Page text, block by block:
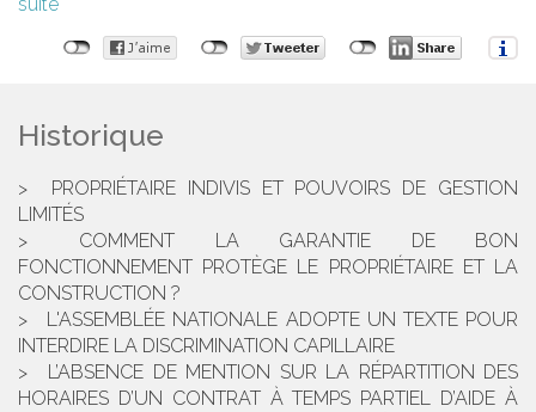
suite
Historique
PROPRIÉTAIRE INDIVIS ET POUVOIRS DE GESTION
LIMITÉS
COMMENT LA GARANTIE DE BON
FONCTIONNEMENT PROTÈGE LE PROPRIÉTAIRE ET LA
CONSTRUCTION ?
L'ASSEMBLÉE NATIONALE ADOPTE UN TEXTE POUR
INTERDIRE LA DISCRIMINATION CAPILLAIRE
L’ABSENCE DE MENTION SUR LA RÉPARTITION DES
HORAIRES D’UN CONTRAT À TEMPS PARTIEL D’AIDE À